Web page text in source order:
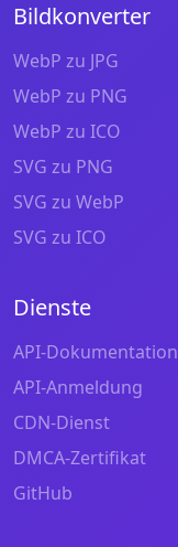
Bildkonverter
WebP zu JPG
WebP zu PNG
WebP zu ICO
SVG zu PNG
SVG zu WebP
SVG zu ICO
Dienste
API-Dokumentation
API-Anmeldung
CDN-Dienst
DMCA-Zertifikat
GitHub